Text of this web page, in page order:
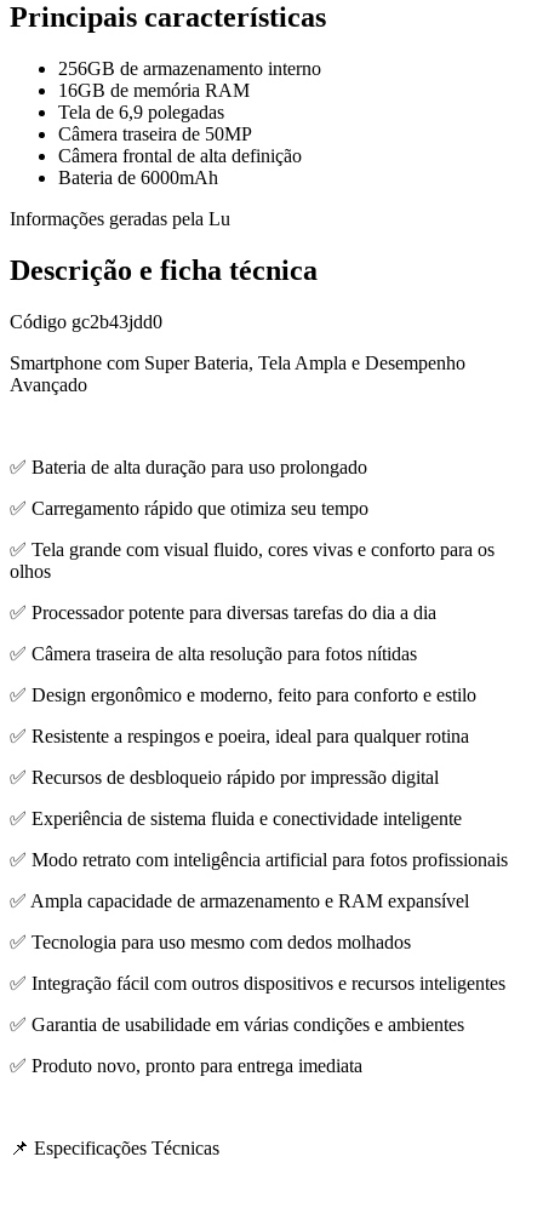
Principais características
256GB de armazenamento interno
16GB de memória RAM
Tela de 6,9 polegadas
Câmera traseira de 50MP
Câmera frontal de alta definição
Bateria de 6000mAh
Informações geradas pela Lu
Descrição e ficha técnica
Código gc2b43jdd0
Smartphone com Super Bateria, Tela Ampla e Desempenho
Avançado
✅ Bateria de alta duração para uso prolongado
✅ Carregamento rápido que otimiza seu tempo
✅ Tela grande com visual fluido, cores vivas e conforto para os
olhos
✅ Processador potente para diversas tarefas do dia a dia
✅ Câmera traseira de alta resolução para fotos nítidas
✅ Design ergonômico e moderno, feito para conforto e estilo
✅ Resistente a respingos e poeira, ideal para qualquer rotina
✅ Recursos de desbloqueio rápido por impressão digital
✅ Experiência de sistema fluida e conectividade inteligente
✅ Modo retrato com inteligência artificial para fotos profissionais
✅ Ampla capacidade de armazenamento e RAM expansível
✅ Tecnologia para uso mesmo com dedos molhados
✅ Integração fácil com outros dispositivos e recursos inteligentes
✅ Garantia de usabilidade em várias condições e ambientes
✅ Produto novo, pronto para entrega imediata
📌 Especificações Técnicas